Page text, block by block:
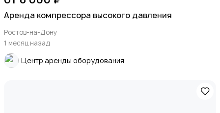
Аренда компрессора высокого давления
Ростов-на-Дону
1 месяц назад
Центр аренды оборудования